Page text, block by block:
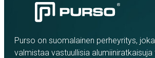
Purso on suomalainen perheyritys,
valmistaa vastuullisia alumiiniratkaisuja